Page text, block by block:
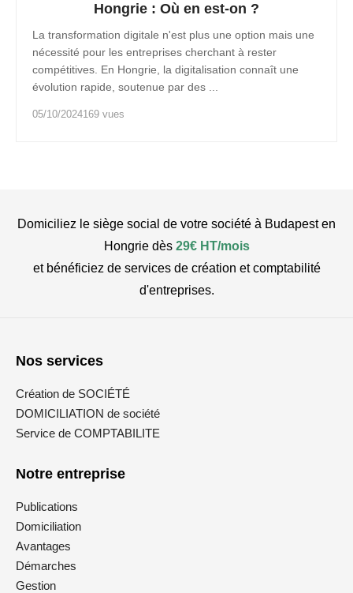
Hongrie : Où en est-on ?
La transformation digitale n'est plus une option mais une
nécessité pour les entreprises cherchant à rester
compétitives. En Hongrie, la digitalisation connaît une
évolution rapide, soutenue par des ...
05/10/2024169 vues
Domiciliez le siège social de votre société à Budapest en
Hongrie dès 29€ HT/mois
et bénéficiez de services de création et comptabilité
d'entreprises.
Nos services
Création de SOCIÉTÉ
DOMICILIATION de société
Service de COMPTABILITE
Notre entreprise
Publications
Domiciliation
Avantages
Démarches
Gestion